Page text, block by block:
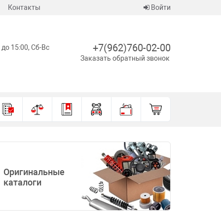
Контакты Войти
до 15:00, Сб-Вс +7(962)760-02-00
Заказать обратный звонок
Оригинальные
каталоги